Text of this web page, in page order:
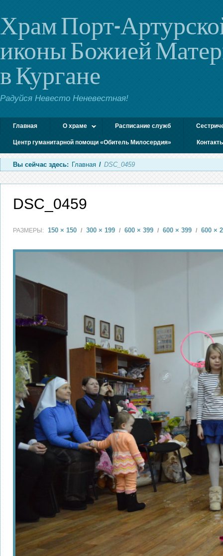
Храм Порт-
иконы Божией
в Кургане
Радуйся Невесто Неневестная!
Главная О храме Расписание служб
Центр гуманитарной помощи «Обитель Милосердия»
Вы сейчас здесь: Главная / DSC_0459
DSC_0459
РАЗМЕРЫ: 150 × 150 / 300 × 199 / 600 × 399 / 600 × 399 / 600 ×